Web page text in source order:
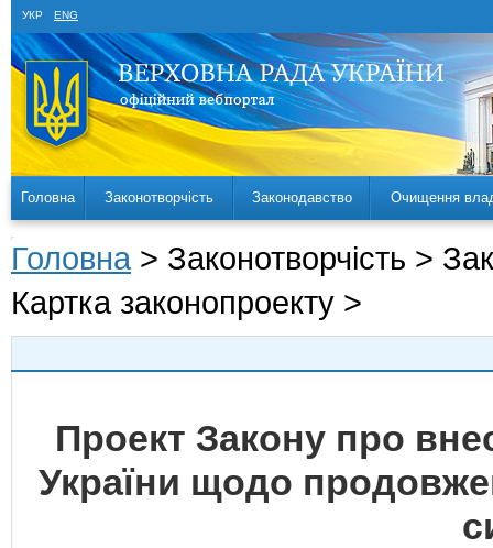
УКР ENG
Головна Законотворчість Законодавство Очищення
Головна > Законотворчість >
Картка законопроекту >
Проект Закону про
України щодо